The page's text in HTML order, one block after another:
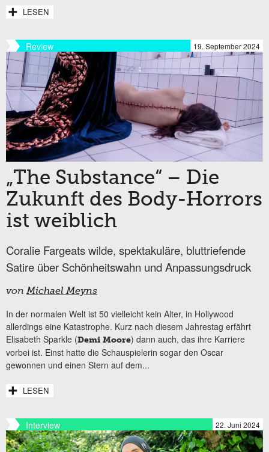
LESEN
Review 19. September 2024
„The Substance“ – Die
Zukunft des Body-Horrors
ist weiblich
Coralie Fargeats wilde, spektakuläre, bluttriefende
Satire über Schönheitswahn und Anpassungsdruck
vonMichael Meyns
In der normalen Welt ist 50 vielleicht kein Alter, in Hollywood
allerdings eine Katastrophe. Kurz nach diesem Jahrestag erfährt
Elisabeth Sparkle (Demi Moore) dann auch, das ihre Karriere
vorbei ist. Einst hatte die Schauspielerin sogar den Oscar
gewonnen und einen Stern auf dem...
LESEN
Interview 22. Juni 2024